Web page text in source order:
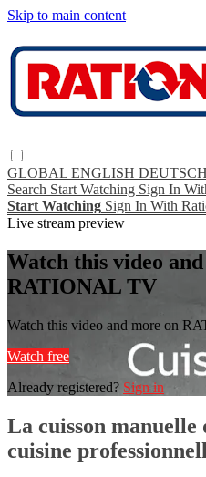
Skip to main content
GLOBAL ENGLISH DEUTSCH
Search Start Watching Sign In
Start Watching Sign In With
Live stream preview
Watch this video
RATIONAL TV
Watch this video and more on
Watch free
Already registered? Sign in
La cuisson manuelle
cuisine